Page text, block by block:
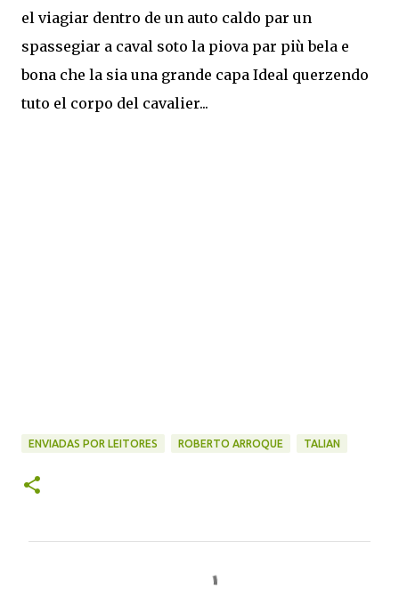
el viagiar dentro de un auto caldo par un
spassegiar a caval soto la piova par più bela e
bona che la sia una grande capa Ideal querzendo
tuto el corpo del cavalier...
ENVIADAS POR LEITORES ROBERTO ARROQUE TALIAN